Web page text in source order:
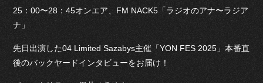
25：00〜28：45オンエア、FM NACK5「ラジオのアナ〜ラジア
ナ」
先日出演した04 Limited Sazabys主催「YON FES 2025」本番直
後のバックヤードインタビューをお届け！